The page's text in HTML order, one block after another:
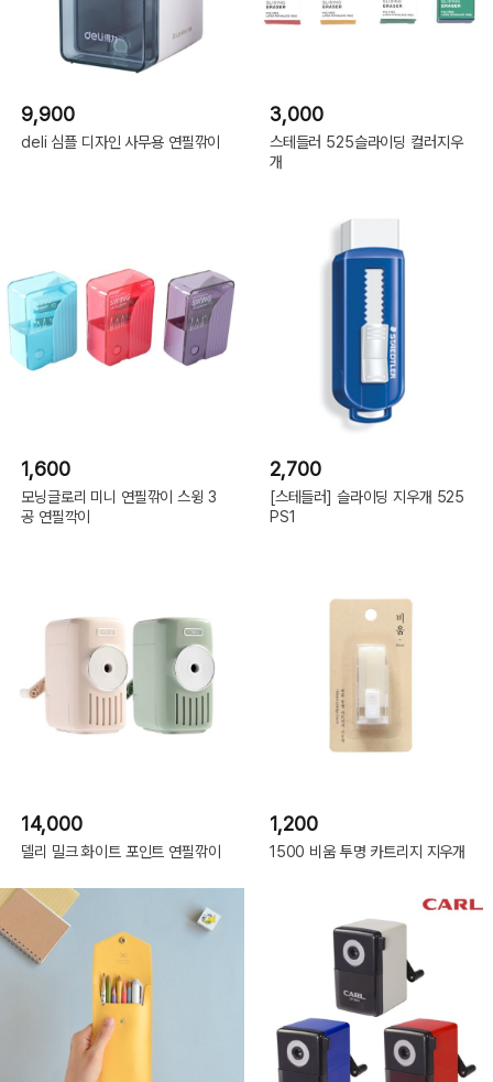
9,900
deli 심플 디자인 사무용 연필깎이
3,000
스테들러 525슬라이딩 컬러지우
개
1,600
모닝글로리 미니 연필깎이 스윙 3
공 연필깍이
2,700
[스테들러] 슬라이딩 지우개 525
PS1
14,000
델리 밀크 화이트 포인트 연필깎이
1,200
1500 비움 투명 카트리지 지우개